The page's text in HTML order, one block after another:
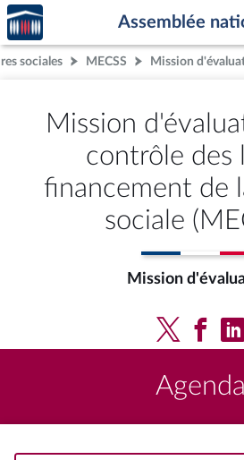
Aller au contenu
Aller en bas de la page
Accèder
à la
page
d'accueil
Assemblée
sociales MECSS
Mission
contrôle des
financement de
sociale
Mission
Agenda